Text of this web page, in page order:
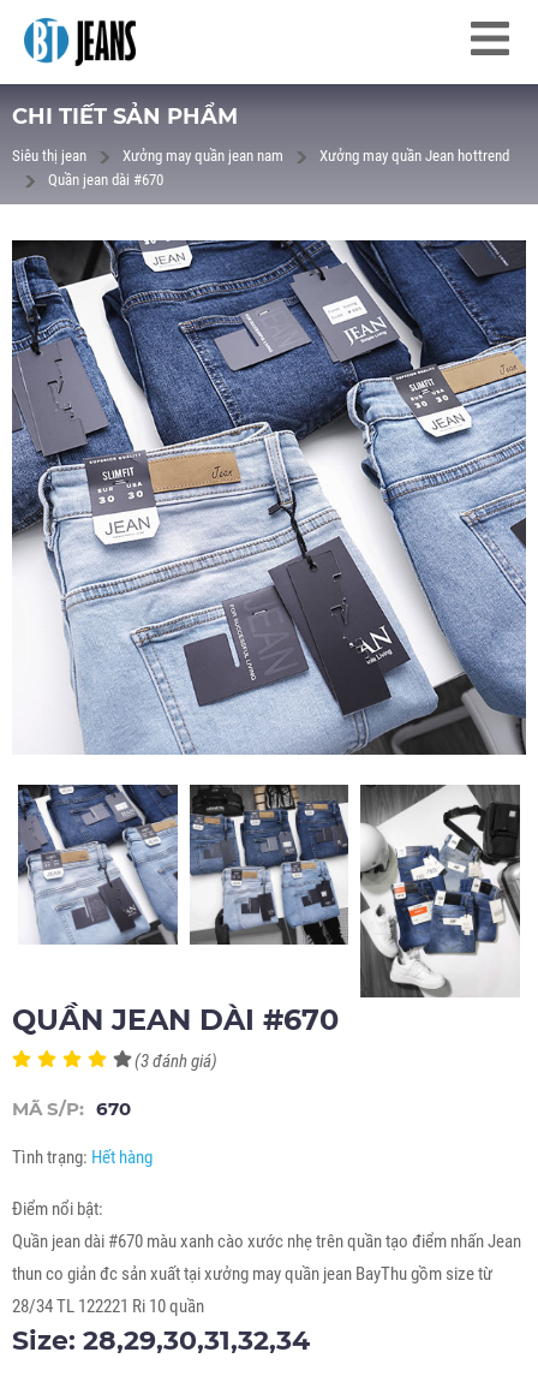
CHI TIẾT SẢN PHẨM
Siêu thị jean Xưởng may quần jean nam
Xưởng may quần Jean hottrend
Quần jean dài #670
QUẦN JEAN DÀI #670
(3 đánh giá)
MÃ S/P: 670
Tình trạng: Hết hàng
Điểm nổi bật:
Quần jean dài #670 màu xanh cào xước nhẹ trên quần tạo điểm nhấn Jean
thun co giản đc sản xuất tại xưởng may quần jean BayThu gồm size từ
28/34 TL 122221 Ri 10 quần
Size: 28,29,30,31,32,34